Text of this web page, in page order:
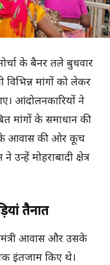
के बैनर तले बुधवार
मांगों को लेकर
आंदोलनकारियों ने
मांगों के समाधान की
के आवास की ओर कूच
उन्हें मोहराबादी क्षेत्र
तैनात
आवास और उसके
इंतजाम किए थे।